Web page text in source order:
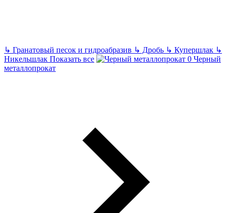
↳ Гранатовый песок и гидроабразив ↳ Дробь ↳ Купершлак ↳
Никельшлак Показать все
Черный
металлопрокат